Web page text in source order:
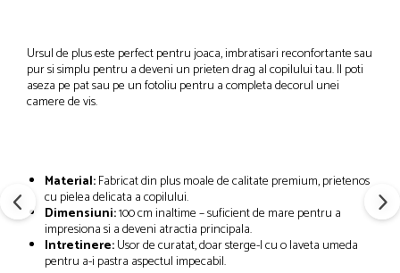
Ursul de plus este perfect pentru joaca, imbratisari reconfortante sau
pur si simplu pentru a deveni un prieten drag al copilului tau. Il poti
aseza pe pat sau pe un fotoliu pentru a completa decorul unei
camere de vis.
Material:Fabricat din plus moale de calitate premium, prietenos
cu pielea delicata a copilului.
Dimensiuni:100 cm inaltime – suficient de mare pentru a
impresiona si a deveni atractia principala.
Intretinere:Usor de curatat, doar sterge-l cu o laveta umeda
pentru a-i pastra aspectul impecabil.